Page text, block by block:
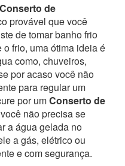
Conserto de
provável que você
de tomar banho frio
frio, uma ótima ideia é
como, chuveiros,
por acaso você não
para regular um
por umConserto de
não precisa se
a água gelada no
a gás, elétrico ou
e com segurança.